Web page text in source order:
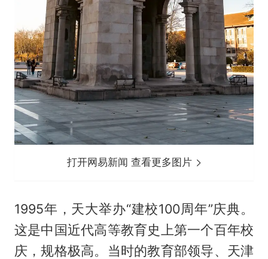
打开网易新闻 查看更多图片
1995年，天大举办“建校100周年”庆典。
这是中国近代高等教育史上第一个百年校
庆，规格极高。当时的教育部领导、天津